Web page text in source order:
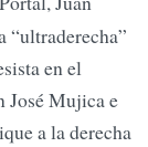
“ultraderecha”
en el
José Mujica e
a la derecha